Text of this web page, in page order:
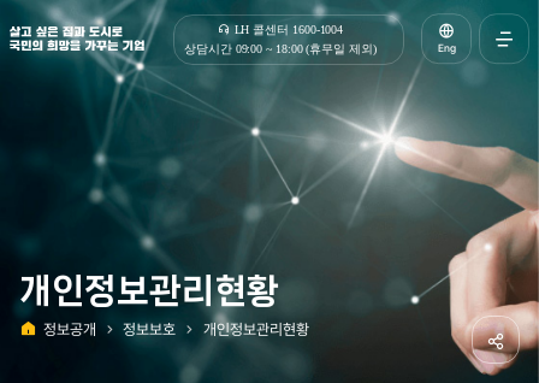
살고 싶은 집과 도시로 국민의 희망을 가꾸는 기업 | 한국토지주택공사
LH 콜센터 1600-1004
상담시간 09:00 ~ 18:00 (휴무일 제외)
Eng
개인정보관리현황
정보공개 정보보호 개인정보관리현황